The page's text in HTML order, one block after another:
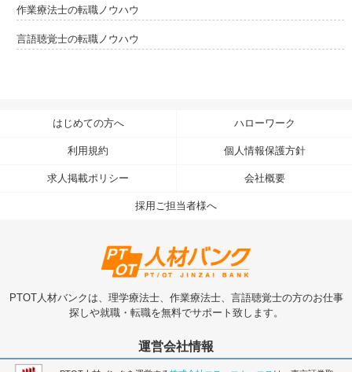
作業療法士の転職ノウハウ
言語聴覚士の転職ノウハウ
はじめての方へ ハローワーク
利用規約 個人情報保護方針
求人掲載ポリシー 会社概要
採用ご担当者様へ
PTOT人材バンクは、理学療法士、作業療法士、言語聴覚士の方のお仕事
探しや就職・転職を無料でサポート致します。
運営会社情報